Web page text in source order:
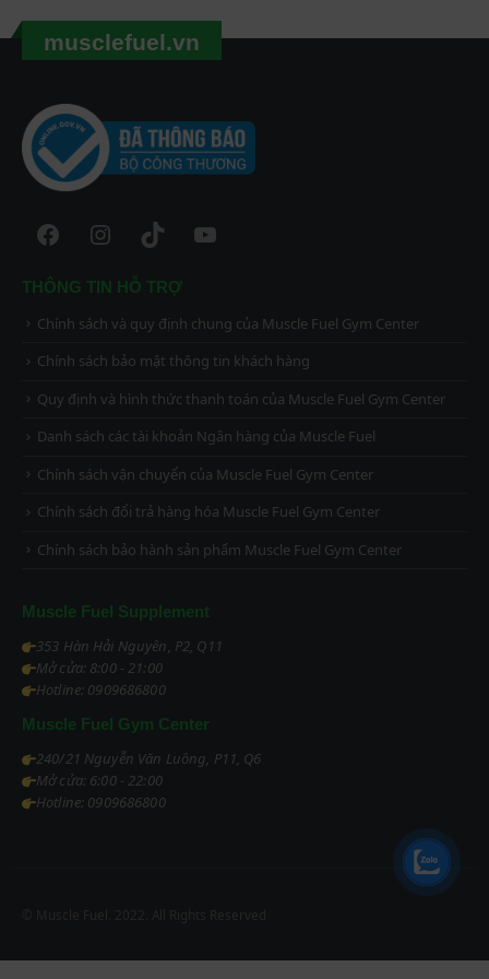
musclefuel.vn
Facebook
Instagram
TikTokYouTube
THÔNG TIN HỖ TRỢ
Chính sách và quy định chung của Muscle Fuel Gym Center
Chính sách bảo mật thông tin khách hàng
Quy định và hình thức thanh toán của Muscle Fuel Gym Center
Danh sách các tài khoản Ngân hàng của Muscle Fuel
Chính sách vận chuyển của Muscle Fuel Gym Center
Chính sách đổi trả hàng hóa Muscle Fuel Gym Center
Chính sách bảo hành sản phẩm Muscle Fuel Gym Center
Muscle Fuel Supplement
353 Hàn Hải Nguyên, P2, Q11
Mở cửa: 8:00 - 21:00
Hotline: 0909686800
Muscle Fuel Gym Center
240/21 Nguyễn Văn Luông, P11, Q6
Mở cửa: 6:00 - 22:00
Hotline: 0909686800